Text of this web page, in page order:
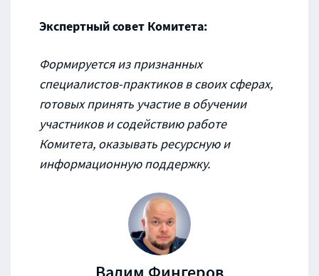
Экспертный совет Комитета:
Формируется из признанных
специалистов-практиков в своих сферах,
готовых принять участие в обучении
участников и содействию работе
Комитета, оказывать ресурсную и
информационную поддержку.